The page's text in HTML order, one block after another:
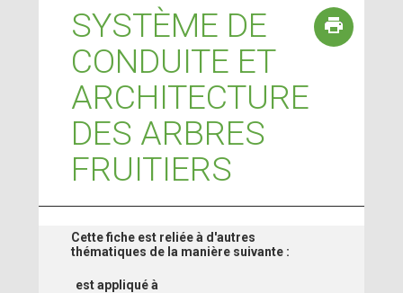
SYSTÈME DE
CONDUITE ET
ARCHITECTURE
DES ARBRES
FRUITIERS
Cette fiche est reliée à d'autres
thématiques de la manière suivante :
est appliqué à